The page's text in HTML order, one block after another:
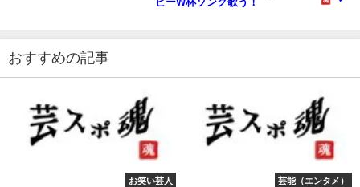
おすすめの記事
お笑い芸人 芸能（エンタメ）